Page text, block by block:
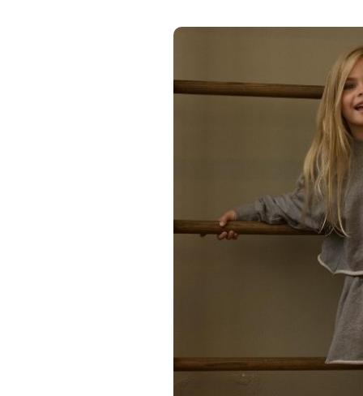
CHARLIE PETITE
Charlie Petite lux
grey
€ 69,00 € 35,00